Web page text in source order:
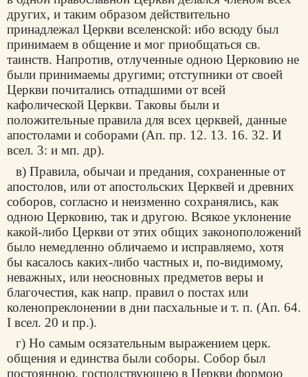
других, и таким образом действительно
принадлежал Церкви вселенской: ибо всюду был
принимаем в общение и мог приобщаться св.
таинств. Напротив, отлученные одною Церковию не
были принимаемы другими; отступники от своей
Церкви почитались отпадшими от всей
кафолической Церкви. Таковы были и
положительные правила для всех церквей, данные
апостолами и соборами (Ап. пр. 12. 13. 16. 32. И
всел. 3: и мп. др).
в) Правила, обычаи и предания, сохраненные от
апостолов, или от апостольских Церквей и древних
соборов, согласно и неизменно сохранялись, как
одною Церковию, так и другою. Всякое уклонение
какой-либо Церкви от этих общих законоположений
было немедленно обличаемо и исправляемо, хотя
бы касалось каких-либо частных и, по-видимому,
неважных, или неосновных предметов веры и
благочестия, как напр. правил о постах или
коленопреклонении в дни пасхальные и т. п. (Ап. 64.
I всел. 20 и пр.).
г) Но самым осязательным выражением церк.
общения и единства были соборы. Собор был
постоянною, господствующею в Церкви формою